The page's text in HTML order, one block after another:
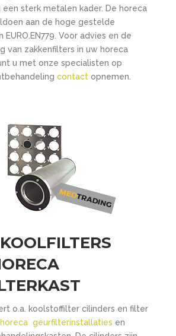
sterk metalen kader. De horeca
aan de hoge gestelde
Voor advies en de
van zakkenfilters in uw horeca
u met onze specialisten op
contactopnemen.
o.a. koolstoffilter cilinders en filter
horeca geurfilterinstallaties en